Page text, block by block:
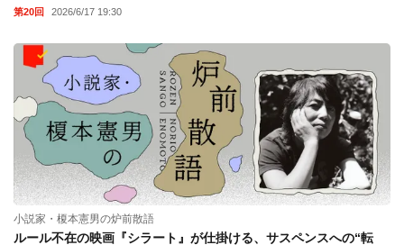
第20回 2026/6/17 19:30
小説家・榎本憲男の炉前散語
ルール不在の映画『シラート』が仕掛ける、サスペンスへの“転